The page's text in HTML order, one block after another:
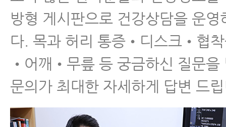
방형 게시판으로 건강상담을 운영
다. 목과 허리 통증•디스크•협
•어깨•무릎 등 궁금하신 질문을
문의가 최대한 자세하게 답변 드